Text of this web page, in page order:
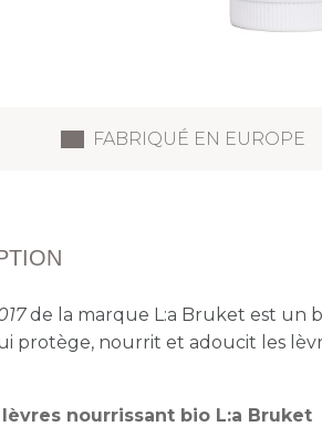
FABRIQUÉ EN EUROPE
de la marque L:a Bruket est un
protège, nourrit et adoucit les
nourrissant bio L:a Bruket